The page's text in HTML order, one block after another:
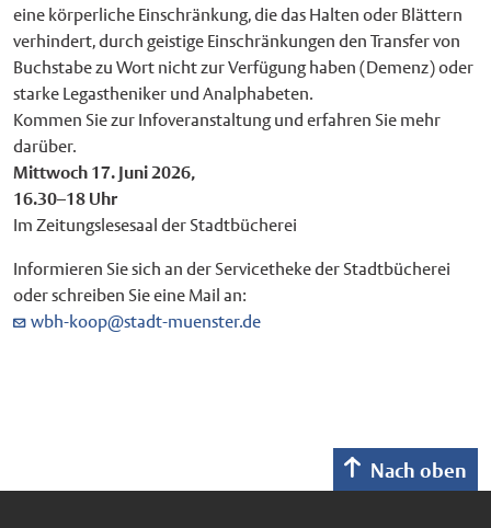
eine körperliche Einschränkung, die das Halten oder Blättern
verhindert, durch geistige Einschränkungen den Transfer von
Buchstabe zu Wort nicht zur Verfügung haben (Demenz) oder
starke Legastheniker und Analphabeten.
Kommen Sie zur Infoveranstaltung und erfahren Sie mehr
darüber.
Mittwoch 17. Juni 2026,
16.30–18 Uhr
Im Zeitungslesesaal der Stadtbücherei
Informieren Sie sich an der Servicetheke der Stadtbücherei
oder schreiben Sie eine Mail an:
wbh-koop@stadt-muenster.de
Nach oben